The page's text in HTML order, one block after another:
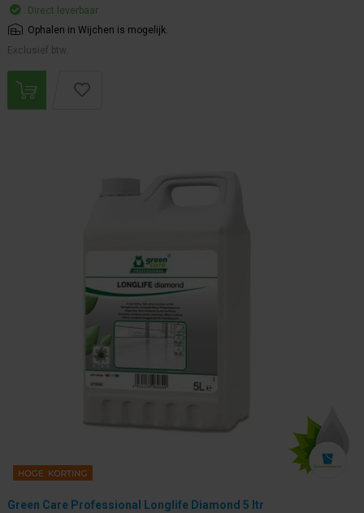
Direct leverbaar
Ophalen in Wijchen is mogelijk.
Exclusief btw.
Green Care Professional Longlife Diamond 5 ltr